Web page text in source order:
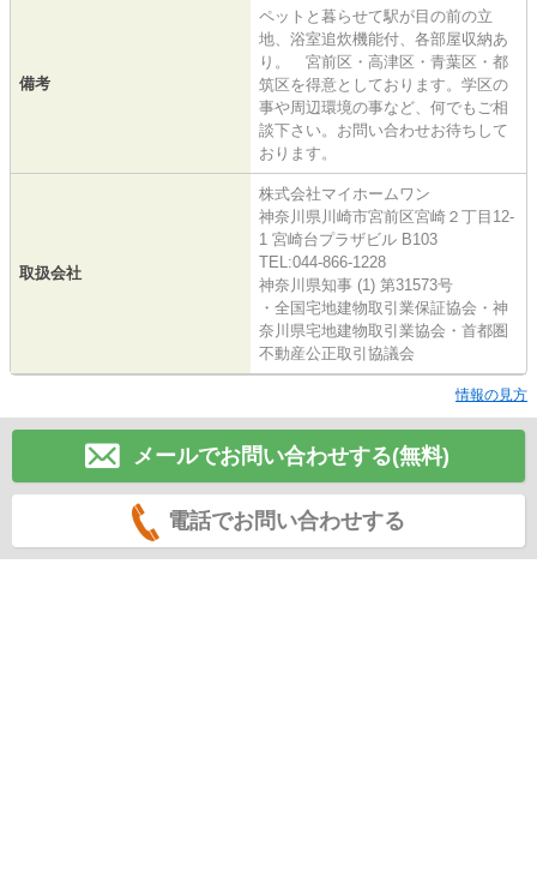
備考
ペットと暮らせて駅が目の前の立
地、浴室追炊機能付、各部屋収納あ
り。 宮前区・高津区・青葉区・都
筑区を得意としております。学区の
事や周辺環境の事など、何でもご相
談下さい。お問い合わせお待ちして
おります。
取扱会社
株式会社マイホームワン
神奈川県川崎市宮前区宮崎２丁目12-
1 宮崎台プラザビル B103
TEL:044-866-1228
神奈川県知事 (1) 第31573号
・全国宅地建物取引業保証協会・神
奈川県宅地建物取引業協会・首都圏
不動産公正取引協議会
情報の見方
メールでお問い合わせする(無料)
電話でお問い合わせする